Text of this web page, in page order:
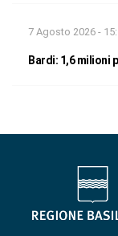
7 Agosto 2026 -
Bardi: 1,6 milioni